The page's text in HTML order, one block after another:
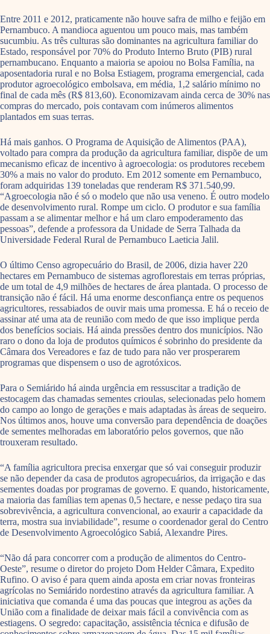
Entre 2011 e 2012, praticamente não houve safra de milho e feijão em
Pernambuco. A mandioca aguentou um pouco mais, mas também
sucumbiu. As três culturas são dominantes na agricultura familiar do
Estado, responsável por 70% do Produto Interno Bruto (PIB) rural
pernambucano. Enquanto a maioria se apoiou no Bolsa Família, na
aposentadoria rural e no Bolsa Estiagem, programa emergencial, cada
produtor agroecológico embolsava, em média, 1,2 salário mínimo no
final de cada mês (R$ 813,60). Economizavam ainda cerca de 30% nas
compras do mercado, pois contavam com inúmeros alimentos
plantados em suas terras.
Há mais ganhos. O Programa de Aquisição de Alimentos (PAA),
voltado para compra da produção da agricultura familiar, dispõe de um
mecanismo eficaz de incentivo à agroecologia: os produtores recebem
30% a mais no valor do produto. Em 2012 somente em Pernambuco,
foram adquiridas 139 toneladas que renderam R$ 371.540,99.
“Agroecologia não é só o modelo que não usa veneno. É outro modelo
de desenvolvimento rural. Rompe um ciclo. O produtor e sua família
passam a se alimentar melhor e há um claro empoderamento das
pessoas”, defende a professora da Unidade de Serra Talhada da
Universidade Federal Rural de Pernambuco Laeticia Jalil.
O último Censo agropecuário do Brasil, de 2006, dizia haver 220
hectares em Pernambuco de sistemas agroflorestais em terras próprias,
de um total de 4,9 milhões de hectares de área plantada. O processo de
transição não é fácil. Há uma enorme desconfiança entre os pequenos
agricultores, ressabiados de ouvir mais uma promessa. E há o receio de
assinar até uma ata de reunião com medo de que isso implique perda
dos benefícios sociais. Há ainda pressões dentro dos municípios. Não
raro o dono da loja de produtos químicos é sobrinho do presidente da
Câmara dos Vereadores e faz de tudo para não ver prosperarem
programas que dispensem o uso de agrotóxicos.
Para o Semiárido há ainda urgência em ressuscitar a tradição de
estocagem das chamadas sementes crioulas, selecionadas pelo homem
do campo ao longo de gerações e mais adaptadas às áreas de sequeiro.
Nos últimos anos, houve uma conversão para dependência de doações
de sementes melhoradas em laboratório pelos governos, que não
trouxeram resultado.
“A família agricultora precisa enxergar que só vai conseguir produzir
se não depender da casa de produtos agropecuários, da irrigação e das
sementes doadas por programas de governo. E quando, historicamente,
a maioria das famílias tem apenas 0,5 hectare, e nesse pedaço tira sua
sobrevivência, a agricultura convencional, ao exaurir a capacidade da
terra, mostra sua inviabilidade”, resume o coordenador geral do Centro
de Desenvolvimento Agroecológico Sabiá, Alexandre Pires.
“Não dá para concorrer com a produção de alimentos do Centro-
Oeste”, resume o diretor do projeto Dom Helder Câmara, Expedito
Rufino. O aviso é para quem ainda aposta em criar novas fronteiras
agrícolas no Semiárido nordestino através da agricultura familiar. A
iniciativa que comanda é uma das poucas que integrou as ações da
União com a finalidade de deixar mais fácil a convivência com as
estiagens. O segredo: capacitação, assistência técnica e difusão de